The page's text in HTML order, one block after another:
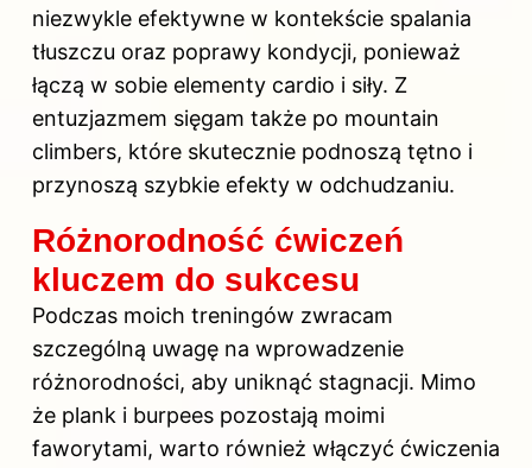
niezwykle efektywne w kontekście spalania
tłuszczu oraz poprawy kondycji, ponieważ
łączą w sobie elementy cardio i siły. Z
entuzjazmem sięgam także po mountain
climbers, które skutecznie podnoszą tętno i
przynoszą szybkie efekty w odchudzaniu.
Różnorodność ćwiczeń
kluczem do sukcesu
Podczas moich treningów zwracam
szczególną uwagę na wprowadzenie
różnorodności, aby uniknąć stagnacji. Mimo
że plank i burpees pozostają moimi
faworytami, warto również włączyć ćwiczenia